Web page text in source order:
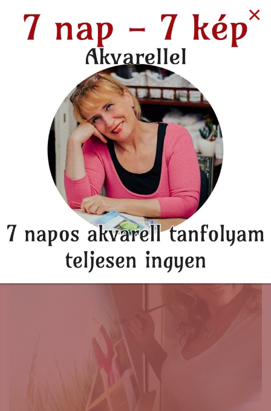
9 years ago
A festészet az igazi
szabadság - Edina
sikersztorija
×